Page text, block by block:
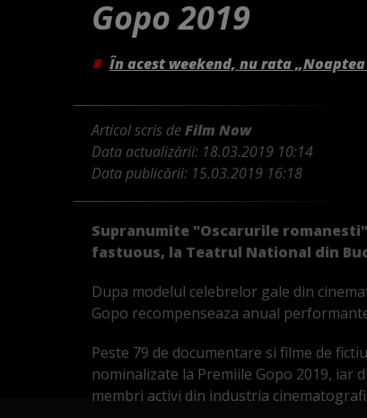
Gopo 2019
În acest weekend, nu rata
Articol scris deFilm Now
Data actualizării: 18.03.2019 10:14
Data publicării: 15.03.2019 16:18
Supranumite "Oscarurile
fastuous, la Teatrul National din
Dupa modelul celebrelor gale din
Gopo recompenseaza anual
Peste 79 de documentare si filme de
nominalizate la Premiile Gopo 2019, iar
membri activi din industria